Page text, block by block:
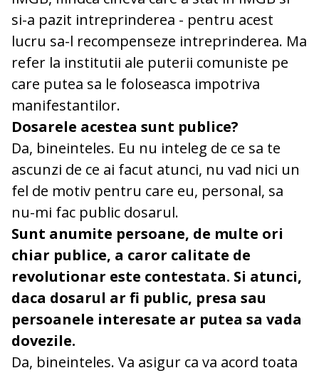
si-a pazit intreprinderea - pentru acest
lucru sa-l recompenseze intreprinderea. Ma
refer la institutii ale puterii comuniste pe
care putea sa le foloseasca impotriva
manifestantilor.
Dosarele acestea sunt publice?
Da, bineinteles. Eu nu inteleg de ce sa te
ascunzi de ce ai facut atunci, nu vad nici un
fel de motiv pentru care eu, personal, sa
nu-mi fac public dosarul.
Sunt anumite persoane, de multe ori
chiar publice, a caror calitate de
revolutionar este contestata. Si atunci,
daca dosarul ar fi public, presa sau
persoanele interesate ar putea sa vada
dovezile.
Da, bineinteles. Va asigur ca va acord toata